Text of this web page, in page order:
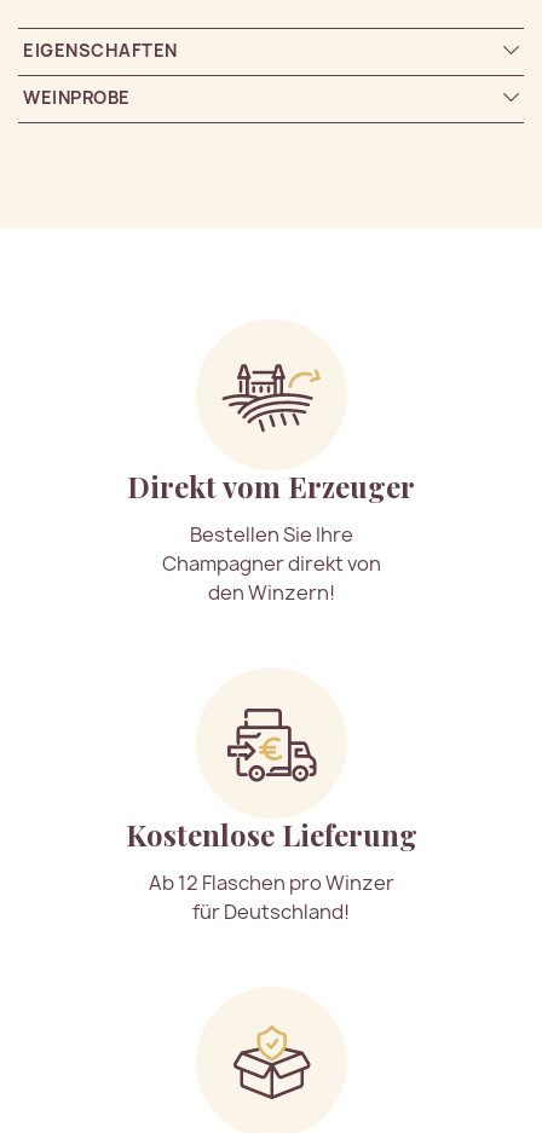
EIGENSCHAFTEN
WEINPROBE
Direkt vom Erzeuger
Bestellen Sie Ihre
Champagner direkt von
den Winzern!
Kostenlose Lieferung
Ab 12 Flaschen pro Winzer
für Deutschland!